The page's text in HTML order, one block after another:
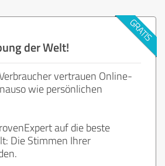
der Welt!
vertrauen Online-
wie persönlichen
auf die beste
Die Stimmen Ihrer